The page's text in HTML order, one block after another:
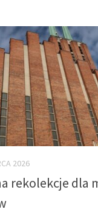
2026
rekolekcje dla